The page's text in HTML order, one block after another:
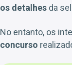
os detalhes da
No entanto, os
concurso